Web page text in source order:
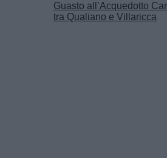
Guasto all’Acquedotto
tra Qualiano e Villaricca